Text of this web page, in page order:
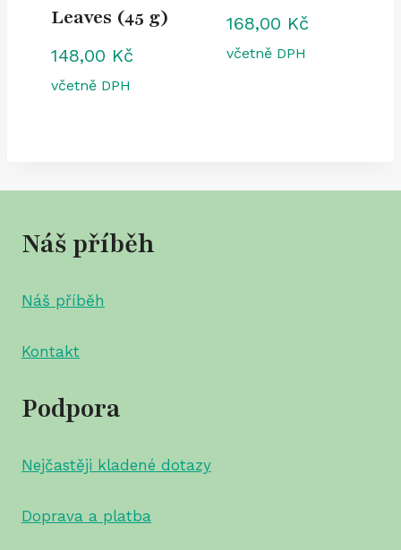
Leaves (45 g)
148,00 Kč
včetně DPH
168,00 Kč
včetně DPH
Náš příběh
Náš příběh
Kontakt
Podpora
Nejčastěji kladené dotazy
Doprava a platba